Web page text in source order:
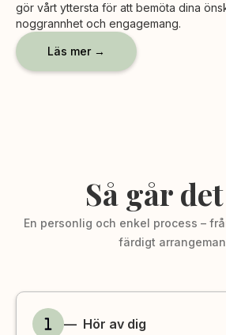
gör vårt yttersta för att bemöta dina
noggrannhet och engagemang.
Läs mer →
Så går
En personlig och enkel process –
färdigt
— Hör av dig